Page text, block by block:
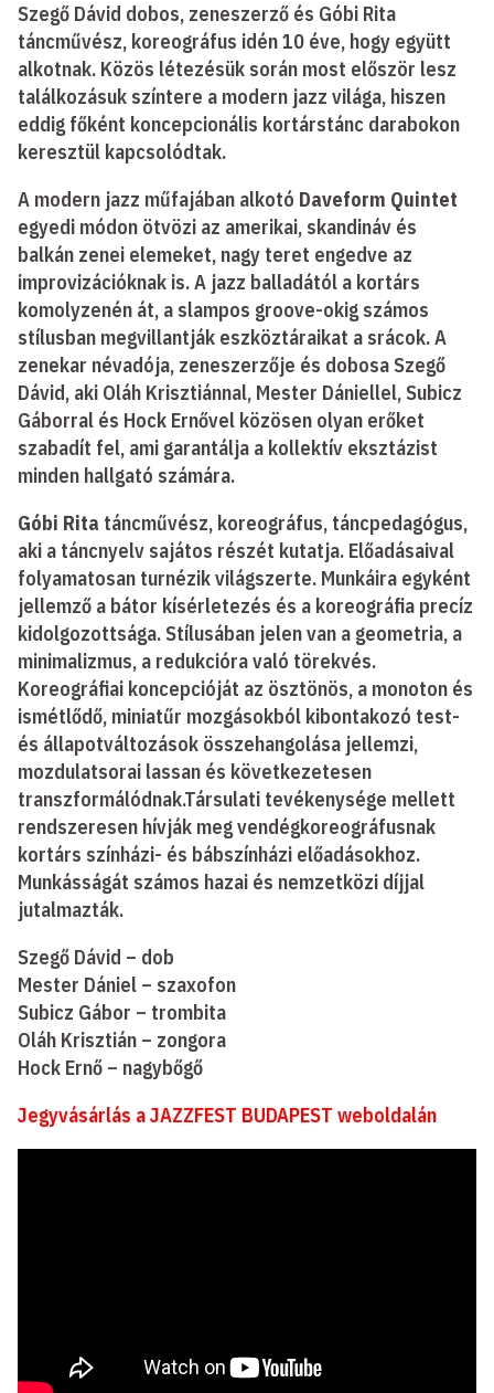
Szegő Dávid dobos, zeneszerző és Góbi Rita
táncművész, koreográfus idén 10 éve, hogy együtt
alkotnak. Közös létezésük során most először lesz
találkozásuk színtere a modern jazz világa, hiszen
eddig főként koncepcionális kortárstánc darabokon
keresztül kapcsolódtak.
A modern jazz műfajában alkotó Daveform Quintet
egyedi módon ötvözi az amerikai, skandináv és
balkán zenei elemeket, nagy teret engedve az
improvizációknak is. A jazz balladától a kortárs
komolyzenén át, a slampos groove-okig számos
stílusban megvillantják eszköztáraikat a srácok. A
zenekar névadója, zeneszerzője és dobosa Szegő
Dávid, aki Oláh Krisztiánnal, Mester Dániellel, Subicz
Gáborral és Hock Ernővel közösen olyan erőket
szabadít fel, ami garantálja a kollektív eksztázist
minden hallgató számára.
Góbi Rita táncművész, koreográfus, táncpedagógus,
aki a táncnyelv sajátos részét kutatja. Előadásaival
folyamatosan turnézik világszerte. Munkáira egyként
jellemző a bátor kísérletezés és a koreográfia precíz
kidolgozottsága. Stílusában jelen van a geometria, a
minimalizmus, a redukcióra való törekvés.
Koreográfiai koncepcióját az ösztönös, a monoton és
ismétlődő, miniatűr mozgásokból kibontakozó test-
és állapotváltozások összehangolása jellemzi,
mozdulatsorai lassan és következetesen
transzformálódnak.Társulati tevékenysége mellett
rendszeresen hívják meg vendégkoreográfusnak
kortárs színházi- és bábszínházi előadásokhoz.
Munkásságát számos hazai és nemzetközi díjjal
jutalmazták.
Szegő Dávid – dob
Mester Dániel – szaxofon
Subicz Gábor – trombita
Oláh Krisztián – zongora
Hock Ernő – nagybőgő
Jegyvásárlás a JAZZFEST BUDAPEST weboldalán